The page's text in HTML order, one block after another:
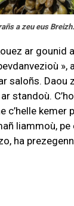
a zeu eus Breizh.
ar gounid
saloñs. Daou
standoù.
c’helle
liammoù,
ha